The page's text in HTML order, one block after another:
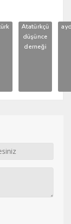
Atatürkçü
düşünce
derneği